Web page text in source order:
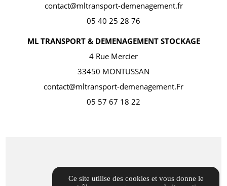
contact@mltransport-demenagement.fr
05 40 25 28 76
ML TRANSPORT & DEMENAGEMENT STOCKAGE
4 Rue Mercier
33450 MONTUSSAN
contact@mltransport-demenagement.Fr
05 57 67 18 22
Ce site utilise des cookies et vous donne le